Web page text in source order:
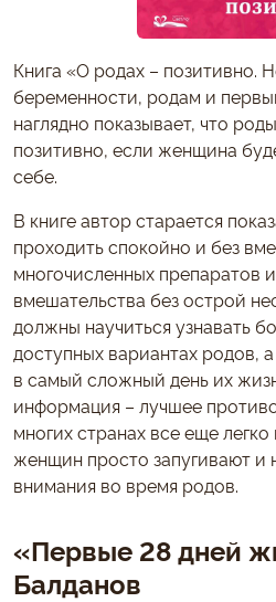
Книга «О родах – позитивно.
беременности, родам и
наглядно показывает, что
позитивно, если женщина
себе.
В книге автор старается
проходить спокойно и без
многочисленных препаратов
вмешательства без острой
должны научиться узнавать
доступных вариантах родов,
в самый сложный день их
информация – лучшее
многих странах все еще
женщин просто запугивают и
внимания во время родов.
«Первые 28 дней
Балданов